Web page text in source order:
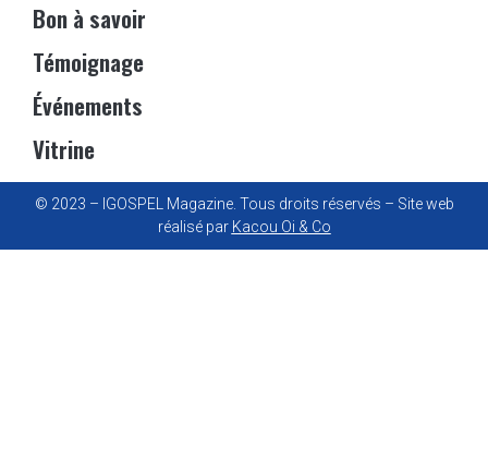
Bon à savoir
Témoignage
Événements
Vitrine
© 2023 – IGOSPEL Magazine. Tous droits réservés – Site web
réalisé par Kacou Oi & Co